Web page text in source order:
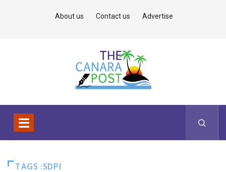
About us Contact us Advertise
TAGS :SDPI